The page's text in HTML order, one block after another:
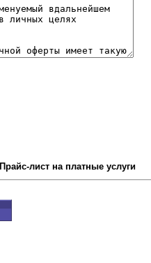
Прайс-лист на платные услуги